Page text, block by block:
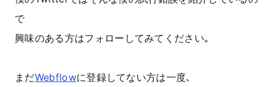
で
興味のある方はフォローしてみてください｡
まだWebflowに登録してない方は一度､